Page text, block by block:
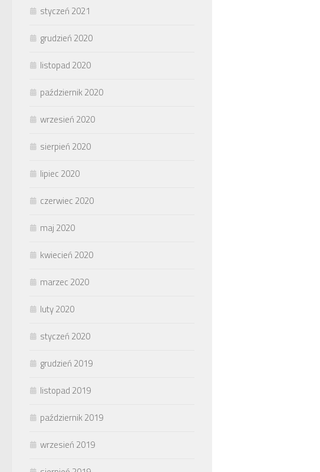
styczeń 2021
grudzień 2020
listopad 2020
październik 2020
wrzesień 2020
sierpień 2020
lipiec 2020
czerwiec 2020
maj 2020
kwiecień 2020
marzec 2020
luty 2020
styczeń 2020
grudzień 2019
listopad 2019
październik 2019
wrzesień 2019